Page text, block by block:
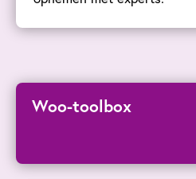
Woo-toolbox